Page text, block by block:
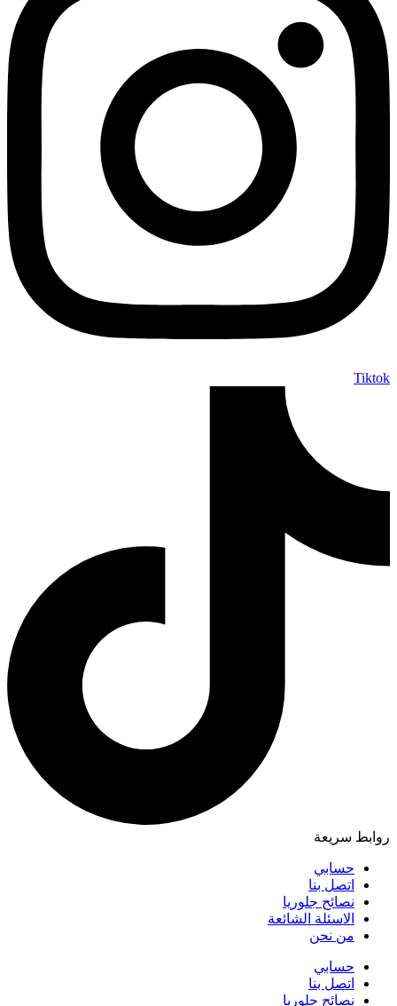
Tiktok
روابط سريعة
حسابي
اتصل بنا
نصائح جلوريا
الاسئلة الشائعة
من نحن
حسابي
اتصل بنا
نصائح جلوريا